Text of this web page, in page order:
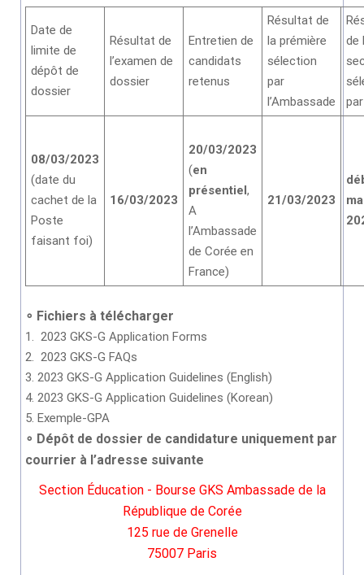
Date de
limite de
dépôt de
dossier
Résultat de
l’examen de
dossier
Entretien de
candidats
retenus
Résultat de
la prémière
sélection
par
l’Ambassade
de
08/03/2023
(date du
cachet de la
Poste
faisant foi)
16/03/2023
20/03/2023
(en
présentiel,
A
l’Ambassade
de Corée en
France)
21/03/2023
∘ Fichiers à télécharger
1. 2023 GKS-G Application Forms
2. 2023 GKS-G FAQs
3. 2023 GKS-G Application Guidelines (English)
4. 2023 GKS-G Application Guidelines (Korean)
5. Exemple-GPA
∘ Dépôt de dossier de candidature uniquement par
courrier à l’adresse suivante
Section Éducation - Bourse GKS Ambassade de la
République de Corée
125 rue de Grenelle
75007 Paris